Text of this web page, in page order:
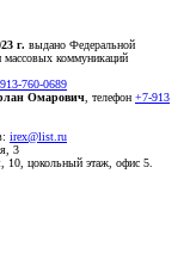
г. выдано Федеральной
массовых коммуникаций
760-0689
Омарович , телефон +7-913
irex@list.ru
3
10, цокольный этаж, офис 5.